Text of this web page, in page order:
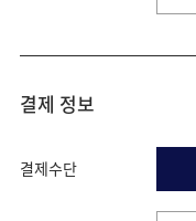
결제 정보
결제수단